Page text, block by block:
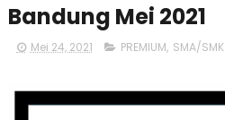
Bandung Mei 2021
Mei 24, 2021 PREMIUM, SMA/SMK